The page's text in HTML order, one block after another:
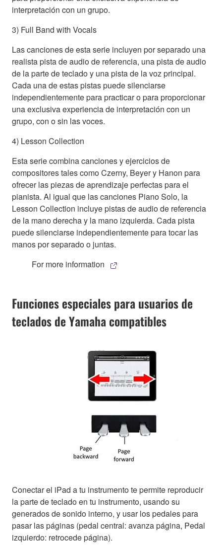
interpretación con un grupo.
3) Full Band with Vocals
Las canciones de esta serie incluyen por separado una
realista pista de audio de referencia, una pista de audio
de la parte de teclado y una pista de la voz principal.
Cada una de estas pistas puede silenciarse
independientemente para practicar o para proporcionar
una exclusiva experiencia de interpretación con un
grupo, con o sin las voces.
4) Lesson Collection
Esta serie combina canciones y ejercicios de
compositores tales como Czerny, Beyer y Hanon para
ofrecer las piezas de aprendizaje perfectas para el
pianista. Al igual que las canciones Piano Solo, la
Lesson Collection incluye pistas de audio de referencia
de la mano derecha y la mano izquierda. Cada pista
puede silenciarse independientemente para tocar las
manos por separado o juntas.
For more information
Funciones especiales para usuarios de
teclados de Yamaha compatibles
Conectar el iPad a tu instrumento te permite reproducir
la parte de teclado en tu instrumento, usando su
generados de sonido interno, y usar los pedales para
pasar las páginas (pedal central: avanza página, Pedal
izquierdo: retrocede página).